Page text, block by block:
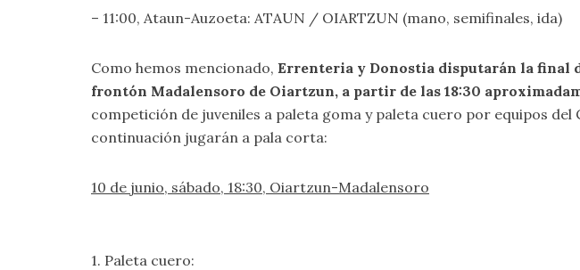
– 11:00, Ataun-Auzoeta: ATAUN / OIARTZUN (mano, semifinales, ida)
Como hemos mencionado, Errenteria y Donostia disputarán la final
frontón Madalensoro de Oiartzun, a partir de las 18:30
competición de juveniles a paleta goma y paleta cuero por equipos
continuación jugarán a pala corta:
10 de junio, sábado, 18:30, Oiartzun-Madalensoro
1. Paleta cuero: